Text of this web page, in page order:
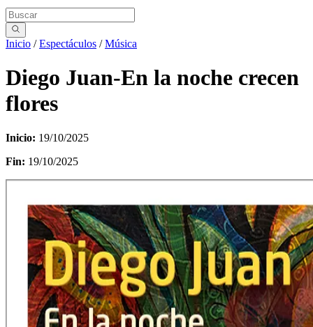
Inicio /Espectáculos /Música
Diego Juan-En la noche crecen
flores
Inicio: 19/10/2025
Fin: 19/10/2025